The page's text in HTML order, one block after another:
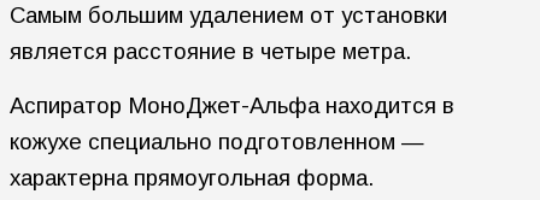
Самым большим удалением от установки
является расстояние в четыре метра.
Аспиратор МоноДжет-Альфа находится в
кожухе специально подготовленном —
характерна прямоугольная форма.